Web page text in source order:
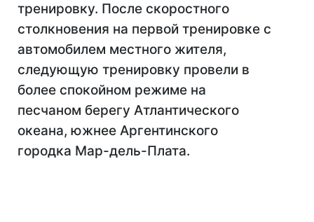
тренировку. После скоростного
столкновения на первой тренировке с
автомобилем местного жителя,
следующую тренировку провели в
более спокойном режиме на
песчаном берегу Атлантического
океана, южнее Аргентинского
городка Мар-дель-Плата.